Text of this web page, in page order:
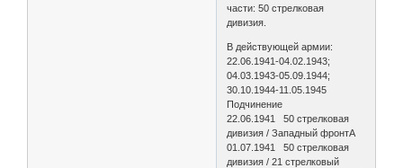
части: 50 стрелковая
дивизия.
В действующей армии:
22.06.1941-04.02.1943;
04.03.1943-05.09.1944;
30.10.1944-11.05.1945
Подчинение
22.06.1941 50 стрелковая
дивизия / Западный фронтА
01.07.1941 50 стрелковая
дивизия / 21 стрелковый